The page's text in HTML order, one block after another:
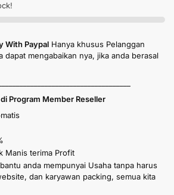
With Paypal Hanya khusus Pelanggan
dapat mengabaikan nya, jika anda berasal
Program Member Reseller
Manis terima Profit
anda mempunyai Usaha tanpa harus
dan karyawan packing, semua kita